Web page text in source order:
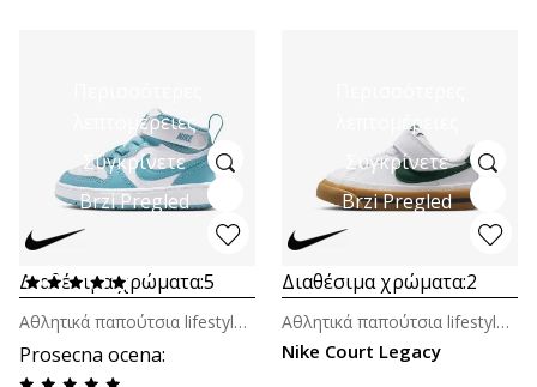
λεπτομέρειες
Συγκρίνετε
Brzi Pregled
Διαθέσιμα χρώματα:5
Prosecna ocena:
Αθλητικά παπούτσια lifestyle για βρέφη
λεπτομέρειες
Συγκρίνετε
Brzi Pregled
Διαθέσιμα χρώματα:2
Nike Court Legacy
Αθλητικά παπούτσια lifestyle για βρέφη